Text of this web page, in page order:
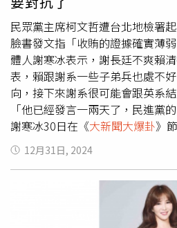
了啦！」郭正亮直呼：「那柯建銘
★未經判決確定，應推定為無罪。
民眾黨主席柯文哲遭台北地檢署
臉書發文指「收賄的證據確實薄
體人謝寒冰表示，謝長廷不爽賴
表，賴跟謝系一些子弟兵也處不
向，接下來謝系很可能會跟英系
「他已經發言一兩天了，民進黨
謝寒冰30日在《大新聞大爆卦》
已經沒有職務了，一個老人發言
營來說，無所謂，只要當作沒看
要的是，他們現在的關注在北院
希望因為這件事情失焦；他們就
7000萬交保一定就是表示涉嫌重
12月31日, 2024